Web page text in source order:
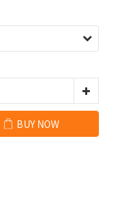
BUY NOW